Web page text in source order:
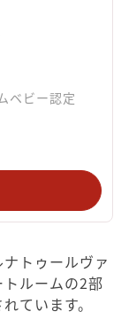
ベビー認定
トゥールヴァ
ルームの2部
ています。